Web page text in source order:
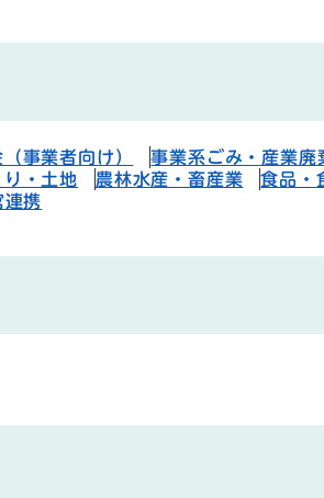
事業者向け）
事業系ごみ・産業廃
り・土地 農林水産・畜産業 食品・
連携